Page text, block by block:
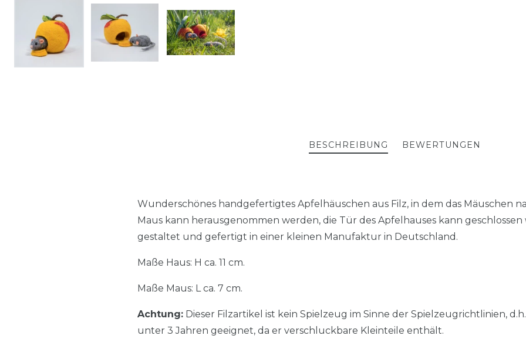
BESCHREIBUNG BEWERTUNGEN
Wunderschönes handgefertigtes Apfelhäuschen aus Filz, in dem das Mäuschen
Maus kann herausgenommen werden, die Tür des Apfelhauses kann
gestaltet und gefertigt in einer kleinen Manufaktur in Deutschland.
Maße Haus: H ca. 11 cm.
Maße Maus: L ca. 7 cm.
Achtung: Dieser Filzartikel ist kein Spielzeug im Sinne der Spielzeugrichtlinien,
unter 3 Jahren geeignet, da er verschluckbare Kleinteile enthält.